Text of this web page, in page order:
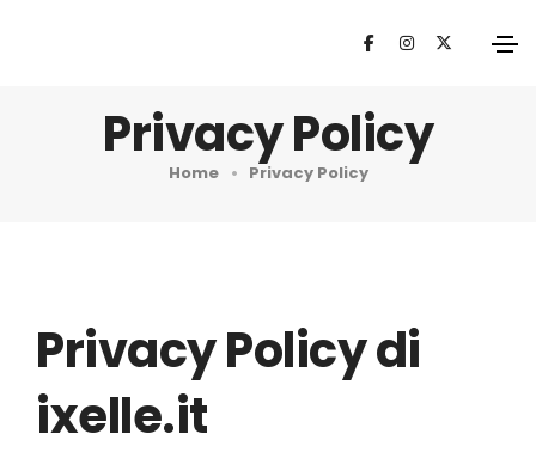
Privacy Policy
Home Privacy Policy
Privacy Policy di
ixelle.it